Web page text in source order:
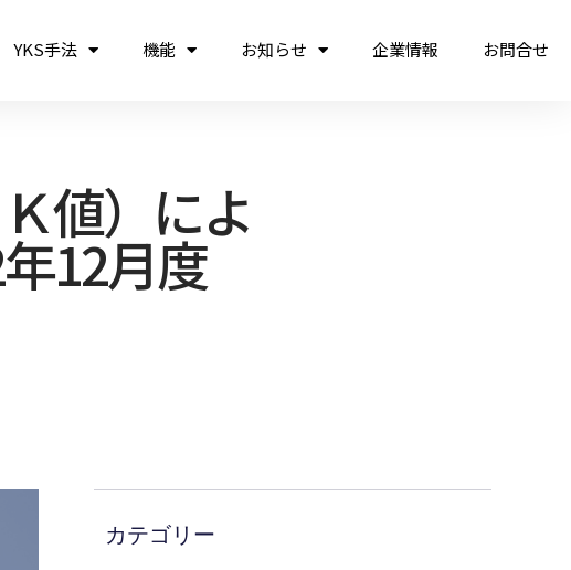
YKS手法 機能 お知らせ 企業情報 お問合せ
値）によ
12月度
カテゴリー